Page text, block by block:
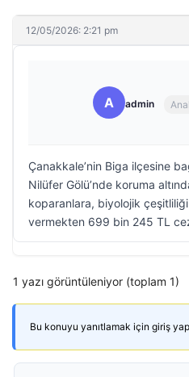
12/05/2026: 2:21 pm
A admin
Çanakkale’nin Biga ilçesine
Nilüfer Gölü’nde koruma
koparanlara, biyolojik
vermekten 699 bin 245 TL
1 yazı görüntüleniyor (toplam 1)
Bu konuyu yanıtlamak için giriş